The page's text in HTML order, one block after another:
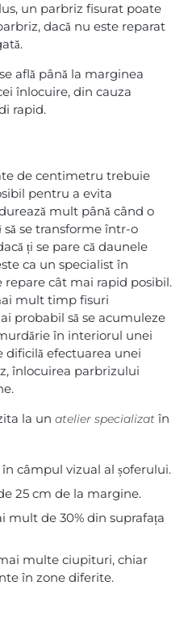
un parbriz fisurat poate
dacă nu este reparat
află până la marginea
înlocuire, din cauza
rapid.
de centimetru trebuie
pentru a evita
mult până când o
să se transforme într-o
ți se pare că daunele
ca un specialist în
repare cât mai rapid posibil.
mult timp fisuri
probabil să se acumuleze
în interiorul unei
dificilă efectuarea unei
înlocuirea parbrizului
la un atelier specializat în
câmpul vizual al șoferului.
25 cm de la margine.
mult de 30% din suprafața
multe ciupituri, chiar
în zone diferite.